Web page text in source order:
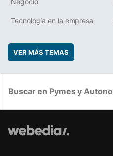
Tecnología en la empresa
VER MÁS TEMAS